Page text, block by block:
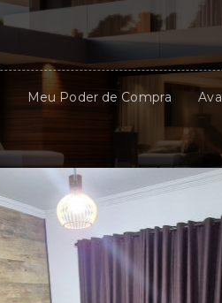
Meu Poder de Compra